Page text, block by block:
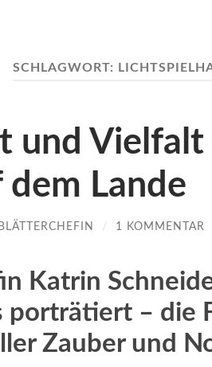
SCHLAGWORT:
und
dem Lande
BLÄTTERCHEFIN / 1 KOMMENTAR
Katrin
porträtiert – die
Zauber und